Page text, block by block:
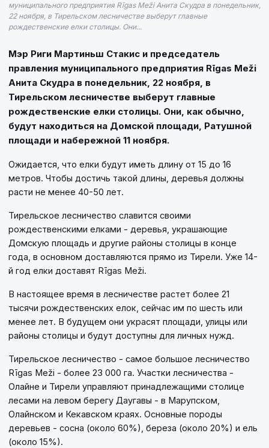
муниципального предприятия Rīgas Meži Анита Скудра в понедельник,
22 ноября, в Тирельском лесничестве выберут главные
рождественские елки столицы. Они...
Мэр Риги Мартиньш Стакис и председатель
правления муниципального предприятия Rīgas Meži
Анита Скудра в понедельник, 22 ноября, в
Тирельском лесничестве выберут главные
рождественские елки столицы. Они, как обычно,
будут находиться на Домской площади, Ратушной
площади и набережной 11 ноября.
Ожидается, что елки будут иметь длину от 15 до 16
метров. Чтобы достичь такой длины, деревья должны
расти не менее 40-50 лет.
Тирельское лесничество славится своими
рождественскими елками - деревья, украшающие
Домскую площадь и другие районы столицы в конце
года, в основном доставляются прямо из Тирели. Уже 14-
й год елки доставят Rīgas Meži.
В настоящее время в лесничестве растет более 21
тысячи рождественских елок, сейчас им по шесть или
менее лет. В будущем они украсят площади, улицы или
районы столицы и будут доступны для личных нужд.
Тирельское лесничество - самое большое лесничество
Rīgas Meži - более 23 000 га. Участки лесничества -
Олайне и Тирели управляют принадлежащими столице
лесами на левом берегу Даугавы - в Марупском,
Олайнском и Кекавском краях. Основные породы
деревьев - сосна (около 60%), береза (около 20%) и ель
(около 15%).